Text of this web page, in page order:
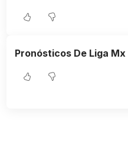
Pronósticos De Liga Mx